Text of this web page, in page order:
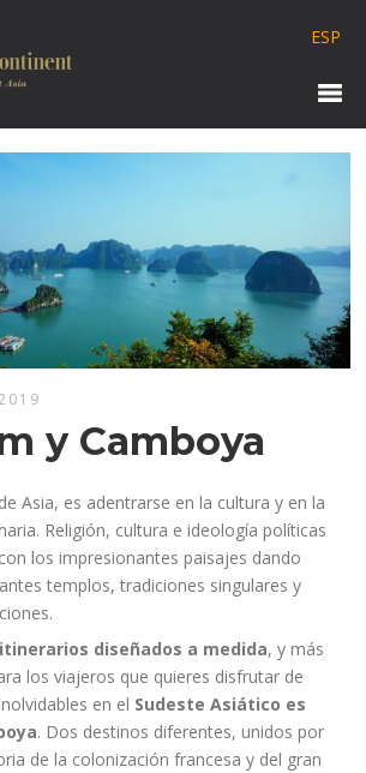
ESP
y Camboya
Asia, es adentrarse en la cultura y en la
Religión, cultura e ideología políticas
los impresionantes paisajes dando
templos, tradiciones singulares y
itinerarios diseñados a medida, y más
los viajeros que quieres disfrutar de
en el Sudeste Asiático es
. Dos destinos diferentes, unidos por
de la colonización francesa y del gran